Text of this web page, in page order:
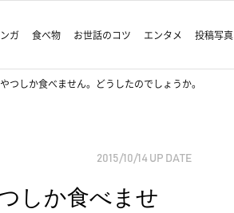
ガ 食べ物 お世話のコツ エンタメ 投稿写真
つしか食べません。どうしたのでしょうか。
2015/10/14 UP DATE
しか食べませ